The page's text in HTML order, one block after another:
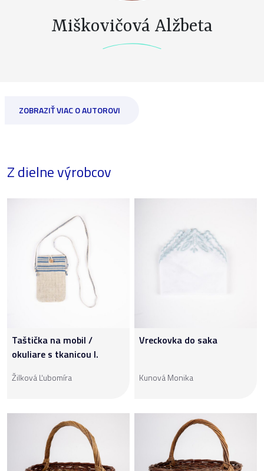
Miškovičová Alžbeta
ZOBRAZIŤ VIAC O AUTOROVI
Z dielne výrobcov
Taštička na mobil /
okuliare s tkanicou I.
Žilková Ľubomíra
Vreckovka do saka
Kunová Monika